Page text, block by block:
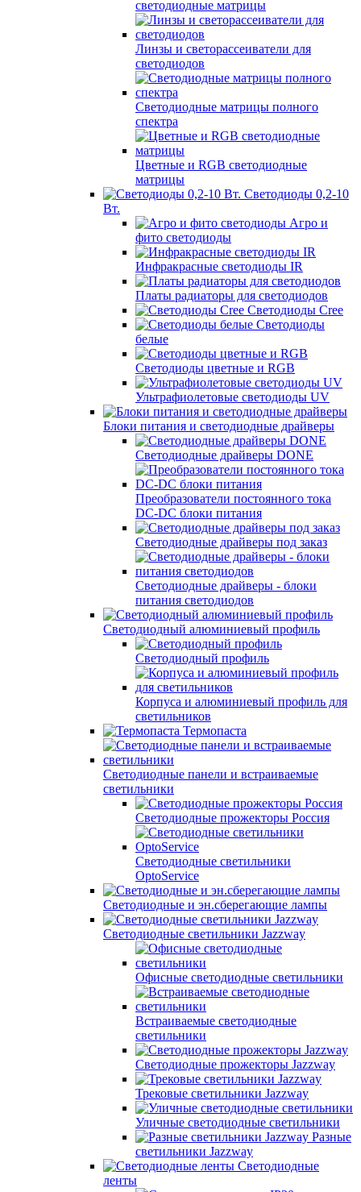
светодиодные матрицы
Линзы и светорассеиватели для
светодиодов
Светодиодные матрицы полного
спектра
Цветные и RGB светодиодные
матрицы
Светодиоды 0,2-10
Вт.
Агро и
фито светодиоды
Инфракрасные светодиоды IR
Платы радиаторы для светодиодов
Светодиоды Cree
Светодиоды
белые
Светодиоды цветные и RGB
Ультрафиолетовые светодиоды UV
Блоки питания и светодиодные драйверы
Светодиодные драйверы DONE
Преобразователи постоянного тока
DC-DC блоки питания
Светодиодные драйверы под заказ
Светодиодные драйверы - блоки
питания светодиодов
Светодиодный алюминиевый профиль
Светодиодный профиль
Корпуса и алюминиевый профиль для
светильников
Термопаста
Светодиодные панели и встраиваемые
светильники
Светодиодные прожекторы Россия
Светодиодные светильники
OptoService
Светодиодные и эн.сберегающие лампы
Светодиодные светильники Jazzway
Офисные светодиодные светильники
Встраиваемые светодиодные
светильники
Светодиодные прожекторы Jazzway
Трековые светильники Jazzway
Уличные светодиодные светильники
Разные
светильники Jazzway
Светодиодные
ленты